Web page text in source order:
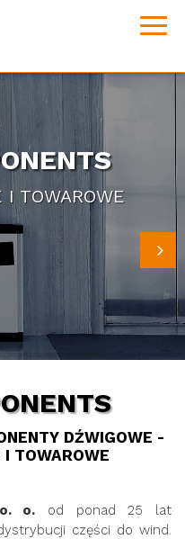
DŹWIGOWE
I TOWAROWE
DŹWIGOWE -
I TOWAROWE
o. od ponad 25 lat
części do wind.